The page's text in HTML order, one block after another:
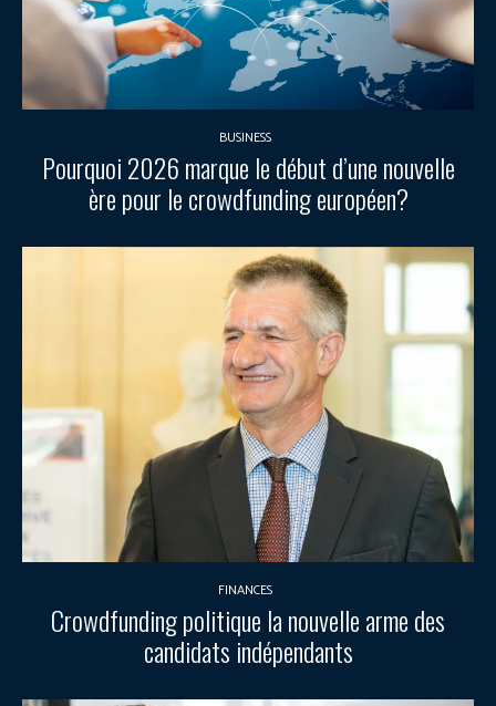
BUSINESS
Pourquoi 2026 marque le début d’une nouvelle
ère pour le crowdfunding européen?
FINANCES
Crowdfunding politique la nouvelle arme des
candidats indépendants